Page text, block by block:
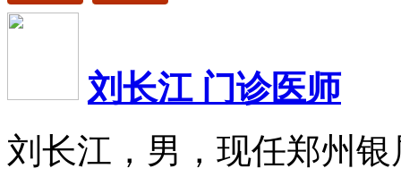
刘长江 门诊医师
刘长江，男，现任郑州